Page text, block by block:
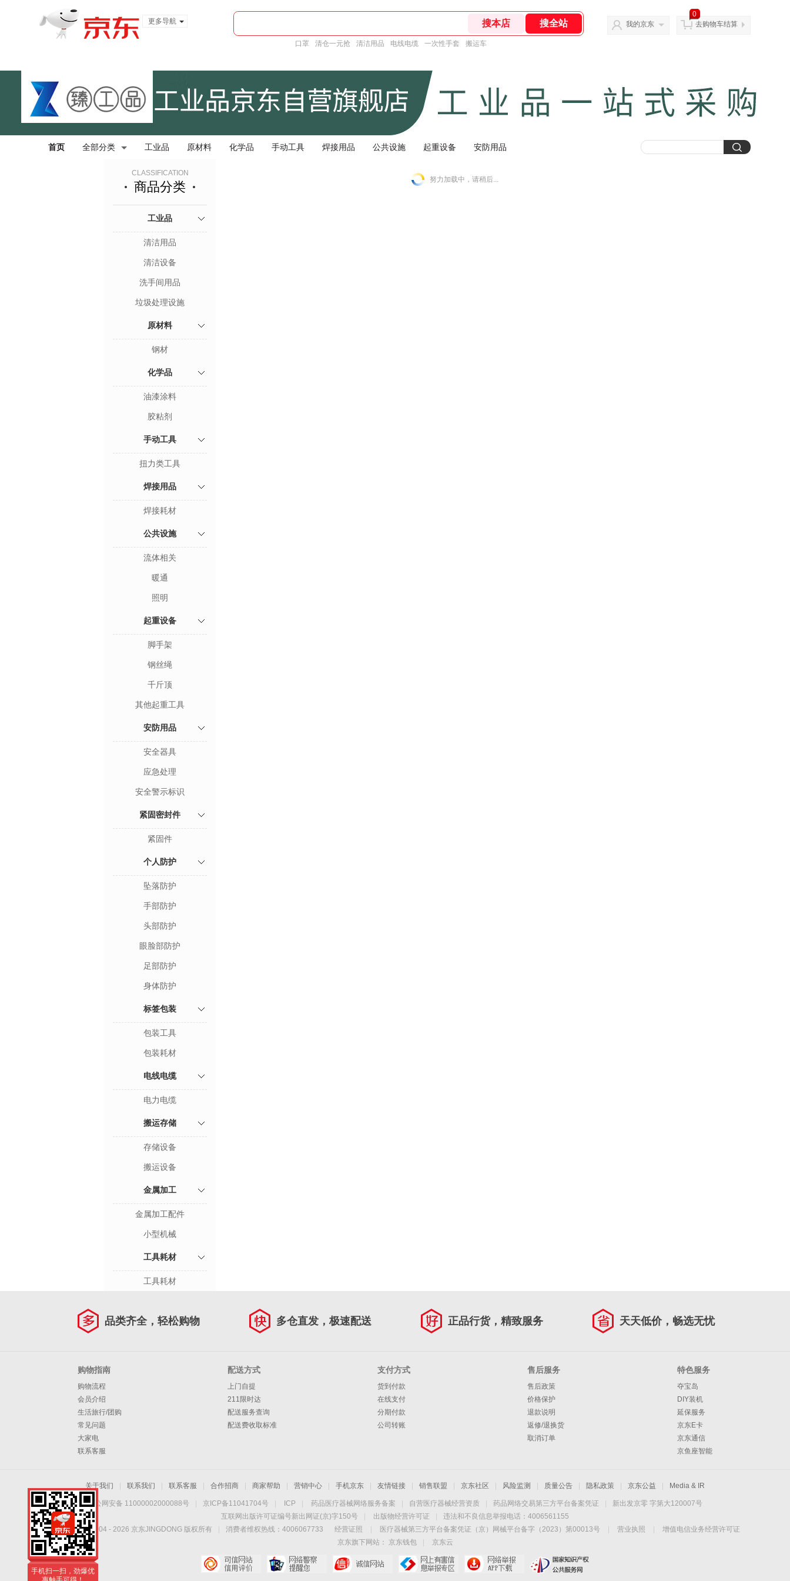
更多导航
口罩 清仓一元抢 清洁用品 电线电缆 一次性手套 搬运车
我的京东
0
去购物车结算
首页 全部分类 工业品 原材料 化学品 手动工具 焊接用品 公共设施 起重设备 安防用品
CLASSIFICATION
商品分类
工业品
清洁用品
清洁设备
洗手间用品
垃圾处理设施
原材料
钢材
化学品
油漆涂料
胶粘剂
手动工具
扭力类工具
焊接用品
焊接耗材
公共设施
流体相关
暖通
照明
起重设备
脚手架
钢丝绳
千斤顶
其他起重工具
安防用品
安全器具
应急处理
安全警示标识
紧固密封件
紧固件
个人防护
坠落防护
手部防护
头部防护
眼脸部防护
足部防护
身体防护
标签包装
包装工具
包装耗材
电线电缆
电力电缆
搬运存储
存储设备
搬运设备
金属加工
金属加工配件
小型机械
工具耗材
工具耗材
努力加载中，请稍后...
品类齐全，轻松购物 多仓直发，极速配送 正品行货，精致服务 天天低价，畅选无忧
购物指南
购物流程
会员介绍
生活旅行/团购
常见问题
大家电
联系客服
配送方式
上门自提
211限时达
配送服务查询
配送费收取标准
支付方式
货到付款
在线支付
分期付款
公司转账
售后服务
售后政策
价格保护
退款说明
返修/退换货
取消订单
特色服务
夺宝岛
DIY装机
延保服务
京东E卡
京东通信
京鱼座智能
关于我们 联系我们 联系客服 合作招商 商家帮助 营销中心 手机京东 友情链接 销售联盟 京东社区 风险监测 质量公告 隐私政策 京东公益 Media & IR
京公网安备 11000002000088号 京ICP备11041704号 ICP 药品医疗器械网络服务备案 自营医疗器械经营资质 药品网络交易第三方平台备案凭证
新出发京零 字第大120007号
互联网出版许可证编号新出网证(京)字150号
出版物经营许可证
违法和不良信息举报电话：4006561155
Copyright © 2004 - 2026 京东JINGDONG 版权所有 消费者维权热线：4006067733 经营证照 医疗器械第三方平台备案凭证（京）网械平台备字（2023）第00013号 营业执照
增值电信业务经营许可证
京东旗下网站：
京东钱包
京东云
手机扫一扫，劲爆优
惠触手可得！
手机扫一扫，劲爆优